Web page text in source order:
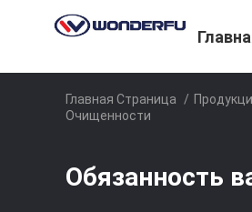
Главная Страница /
Очищенности
Обязанность